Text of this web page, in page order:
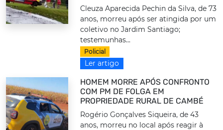
Cleuza Aparecida Pechin da Silva, de 73
anos, morreu após ser atingida por um
coletivo no Jardim Santiago;
testemunhas...
Policial
Ler artigo
HOMEM MORRE APÓS CONFRONTO
COM PM DE FOLGA EM
PROPRIEDADE RURAL DE CAMBÉ
Rogério Gonçalves Siqueira, de 43
anos, morreu no local após reagir à